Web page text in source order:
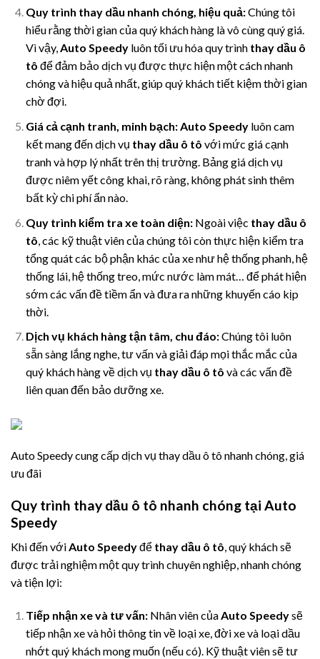
Quy trình thay dầu nhanh chóng, hiệu quả:Chúng tôi
hiểu rằng thời gian của quý khách hàng là vô cùng quý giá.
Vì vậy,Auto Speedyluôn tối ưu hóa quy trình thay dầu ô
tô để đảm bảo dịch vụ được thực hiện một cách nhanh
chóng và hiệu quả nhất, giúp quý khách tiết kiệm thời gian
chờ đợi.
Giá cả cạnh tranh, minh bạch:Auto Speedyluôn cam
kết mang đến dịch vụ thay dầu ô tô với mức giá cạnh
tranh và hợp lý nhất trên thị trường. Bảng giá dịch vụ
được niêm yết công khai, rõ ràng, không phát sinh thêm
bất kỳ chi phí ẩn nào.
Quy trình kiểm tra xe toàn diện:Ngoài việc thay dầu ô
tô , các kỹ thuật viên của chúng tôi còn thực hiện kiểm tra
tổng quát các bộ phận khác của xe như hệ thống phanh, hệ
thống lái, hệ thống treo, mức nước làm mát… để phát hiện
sớm các vấn đề tiềm ẩn và đưa ra những khuyến cáo kịp
thời.
Dịch vụ khách hàng tận tâm, chu đáo:Chúng tôi luôn
sẵn sàng lắng nghe, tư vấn và giải đáp mọi thắc mắc của
quý khách hàng về dịch vụ thay dầu ô tô và các vấn đề
liên quan đến bảo dưỡng xe.
Auto Speedy cung cấp dịch vụ thay dầu ô tô nhanh chóng, giá
ưu đãi
Quy trình thay dầu ô tô nhanh chóng tại Auto
Speedy
Khi đến vớiAuto Speedyđể thay dầu ô tô, quý khách sẽ
được trải nghiệm một quy trình chuyên nghiệp, nhanh chóng
và tiện lợi:
Tiếp nhận xe và tư vấn:Nhân viên củaAuto Speedysẽ
tiếp nhận xe và hỏi thông tin về loại xe, đời xe và loại dầu
nhớt quý khách mong muốn (nếu có). Kỹ thuật viên sẽ tư